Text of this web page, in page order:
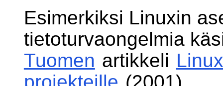
Esimerkiksi Linuxin
tietoturvaongelmia
Tuomen artikkeli